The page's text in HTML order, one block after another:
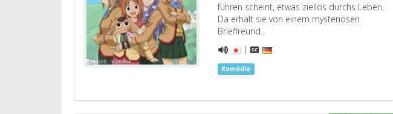
führen scheint, etwas ziellos durchs Leben.
Da erhält sie von einem mysteriösen
Brieffreund…
|
Komödie